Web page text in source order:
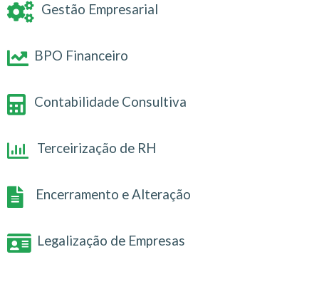
Gestão Empresarial
BPO Financeiro
Contabilidade Consultiva
Terceirização de RH
Encerramento e Alteração
Legalização de Empresas